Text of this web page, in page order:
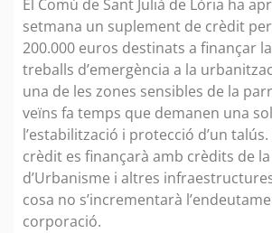
El Comú de Sant Julià de Lòria ha
setmana un suplement de crèdit
200.000 euros destinats a finançar
treballs d’emergència a la
una de les zones sensibles de la
veïns fa temps que demanen una
l’estabilització i protecció d’un
crèdit es finançarà amb crèdits de
d’Urbanisme i altres
cosa no s’incrementarà
corporació.